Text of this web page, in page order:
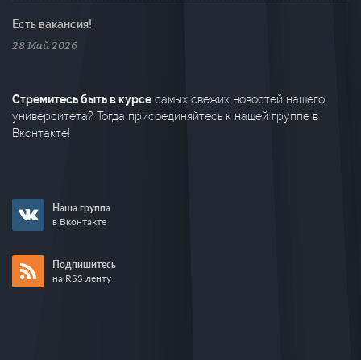
Есть вакансия!
28 Май 2026
Стремитесь быть в курсе самых свежих новостей нашего
университета? Тогда присоединяйтесь к нашей группе в
Вконтакте!
Наша группа
в Вконтакте
Подпишитесь
на RSS ленту